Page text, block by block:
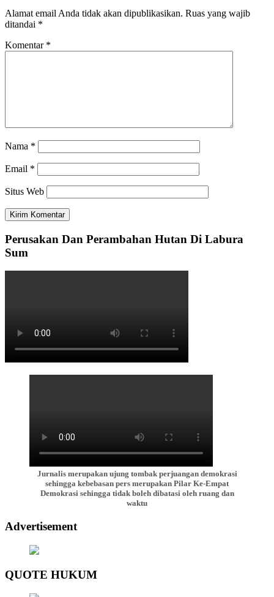
Alamat email Anda tidak akan dipublikasikan. Ruas yang wajib
ditandai *
Komentar *
Nama *
Email *
Situs Web
Perusakan Dan Perambahan Hutan Di Labura
Sum
Jurnalis merupakan ujung tombak perjuangan demokrasi
sehingga kebebasan pers merupakan Pilar Ke-Empat
Demokrasi sehingga tidak boleh dibatasi oleh ruang dan
waktu
Advertisement
QUOTE HUKUM